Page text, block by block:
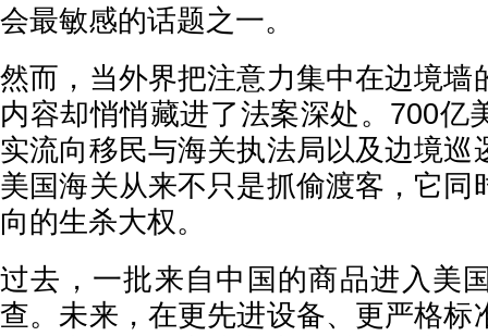
会最敏感的话题之一。
然而，当外界把注意力集中在边境墙
内容却悄悄藏进了法案深处。700亿
实流向移民与海关执法局以及边境巡
美国海关从来不只是抓偷渡客，它同
向的生杀大权。
过去，一批来自中国的商品进入美
查。未来，在更先进设备、更严格标